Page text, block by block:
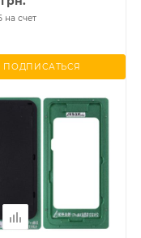
на счет
ПОДПИСАТЬСЯ